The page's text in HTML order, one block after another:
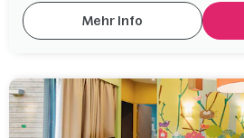
Mehr Info